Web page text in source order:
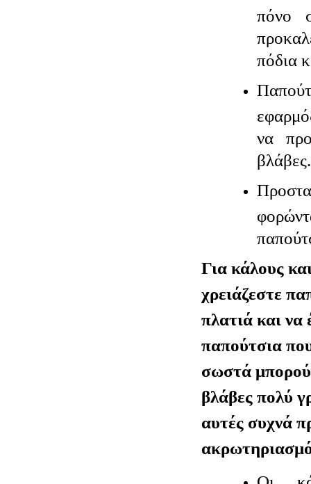
πόνο
πόδια
να
βλάβες.
Για κάλους
χρειάζεστε
πλατιά και να
παπούτσια
σωστά
βλάβες πολύ
αυτές συχνά